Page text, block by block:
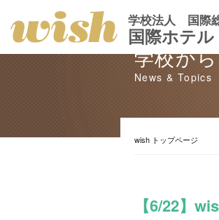
学校法人 国際
国際ホテ
学校か
News & Topics
wish トップページ
【6/22】